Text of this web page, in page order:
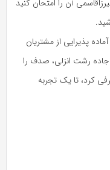
آن را امتحان کنید
پذیرایی از مشتریان
رشت انزلی، صدف را
کرد، تا یک تجربه